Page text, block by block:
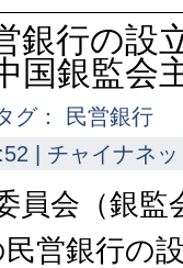
銀行の設
国銀監会
グ： 民営銀行
| チャイナネ
員会（銀監
民営銀行の